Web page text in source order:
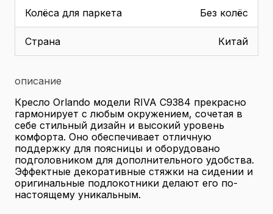
Колёса для паркета Без колёс
Страна Китай
описание
Кресло Orlando модели RIVA С9384 прекрасно
гармонирует с любым окружением, сочетая в
себе стильный дизайн и высокий уровень
комфорта. Оно обеспечивает отличную
поддержку для поясницы и оборудовано
подголовником для дополнительного удобства.
Эффектные декоративные стяжки на сидении и
оригинальные подлокотники делают его по-
настоящему уникальным.